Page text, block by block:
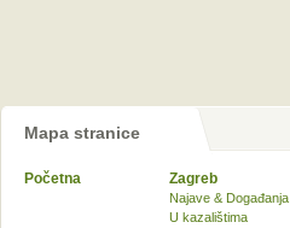
Mapa stranice
Početna Zagreb
Najave & Događanja
U kazalištima